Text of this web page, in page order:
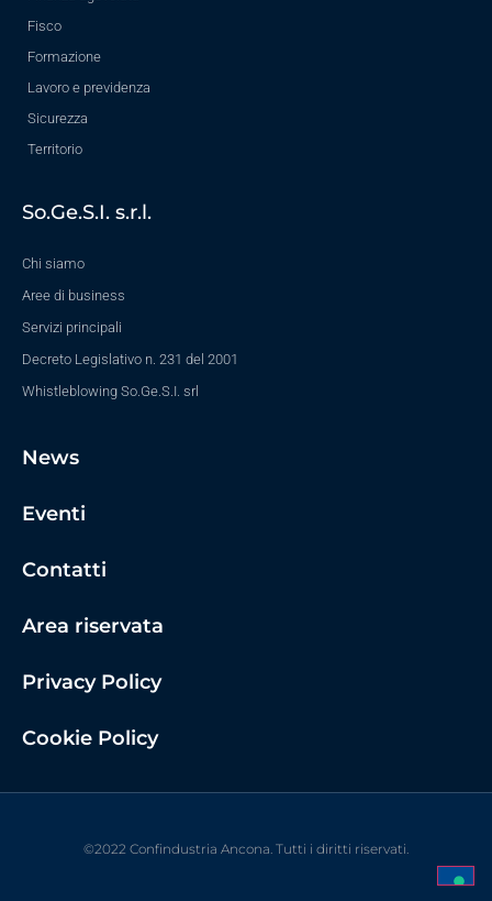
Fisco
Formazione
Lavoro e previdenza
Sicurezza
Territorio
So.Ge.S.I. s.r.l.
Chi siamo
Aree di business
Servizi principali
Decreto Legislativo n. 231 del 2001
Whistleblowing So.Ge.S.I. srl
News
Eventi
Contatti
Area riservata
Privacy Policy
Cookie Policy
©2022 Confindustria Ancona. Tutti i diritti riservati.